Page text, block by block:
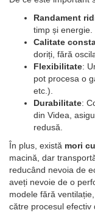
Randament
timp și energie.
Calitate
doriți, fără
Flexibilitate:
pot procesa o
etc.).
Durabilitate:
din Videa,
redusă.
În plus, există mori
macină, dar
reducând nevoia de
aveți nevoie de o
modele fără
către procesul efectiv